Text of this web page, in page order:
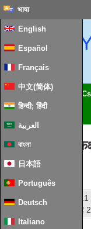
भाषा
English
Español
Français
中文(简体)
हिन्दी; हिंदी
العربية
বাংলা
日本語
Português
Deutsch
Italiano
स्मार्ट घर & IoT HTPCs
एक होम थिएटर
लाउंज
प्रकाशित 16 नवंबर 2011
. आखरी अपडेट2